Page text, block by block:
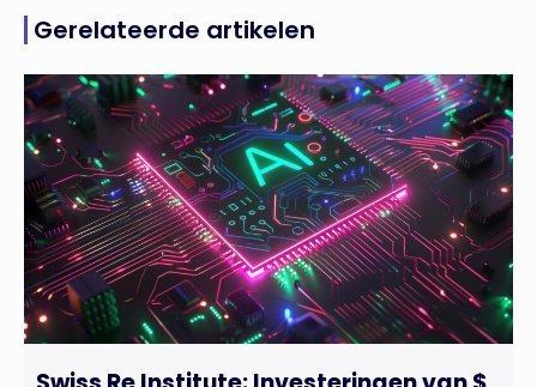
Gerelateerde artikelen